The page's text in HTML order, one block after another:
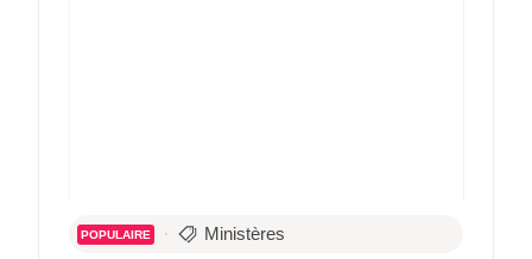
POPULAIRE Ministères